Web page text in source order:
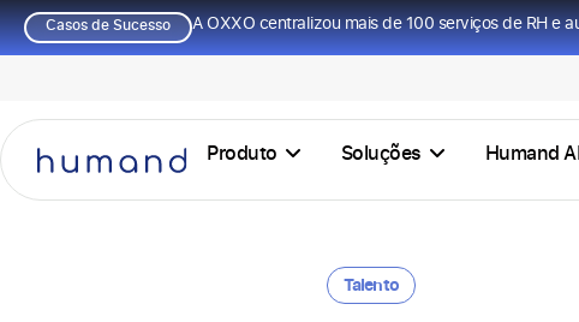
Casos de Sucesso A OXXO centralizou mais de 100 serviços de RH e
Produto Soluções Humand
Talento